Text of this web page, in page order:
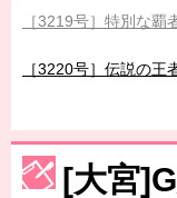
［3219号］特別な覇
［3220号］伝説の王
［3230号］世界一へ
［3223号］一丸。日
[大宮